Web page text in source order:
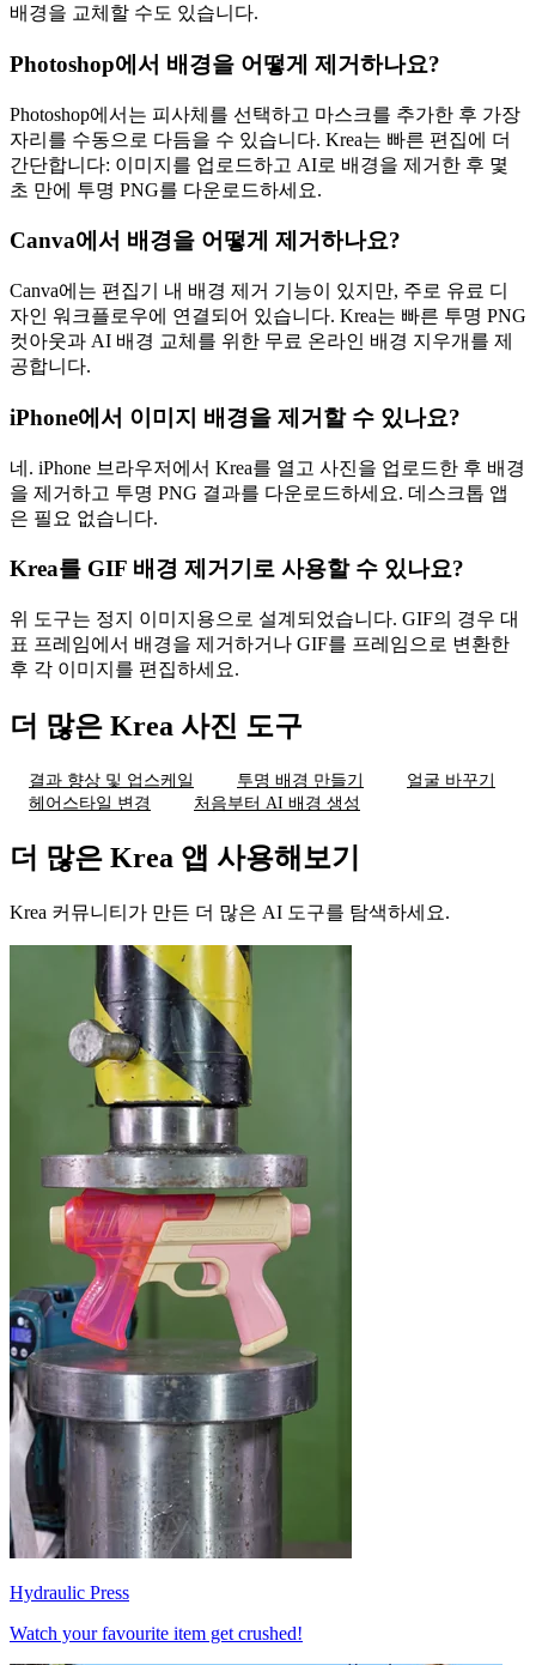
배경을 교체할 수도 있습니다.
Photoshop에서 배경을 어떻게 제거하나요?
Photoshop에서는 피사체를 선택하고 마스크를 추가한 후 가장
자리를 수동으로 다듬을 수 있습니다. Krea는 빠른 편집에 더
간단합니다: 이미지를 업로드하고 AI로 배경을 제거한 후 몇
초 만에 투명 PNG를 다운로드하세요.
Canva에서 배경을 어떻게 제거하나요?
Canva에는 편집기 내 배경 제거 기능이 있지만, 주로 유료 디
자인 워크플로우에 연결되어 있습니다. Krea는 빠른 투명 PNG
컷아웃과 AI 배경 교체를 위한 무료 온라인 배경 지우개를 제
공합니다.
iPhone에서 이미지 배경을 제거할 수 있나요?
네. iPhone 브라우저에서 Krea를 열고 사진을 업로드한 후 배경
을 제거하고 투명 PNG 결과를 다운로드하세요. 데스크톱 앱
은 필요 없습니다.
Krea를 GIF 배경 제거기로 사용할 수 있나요?
위 도구는 정지 이미지용으로 설계되었습니다. GIF의 경우 대
표 프레임에서 배경을 제거하거나 GIF를 프레임으로 변환한
후 각 이미지를 편집하세요.
더 많은 Krea 사진 도구
결과 향상 및 업스케일 투명 배경 만들기
얼굴 바꾸기
헤어스타일 변경
처음부터 AI 배경 생성
더 많은 Krea 앱 사용해보기
Krea 커뮤니티가 만든 더 많은 AI 도구를 탐색하세요.
Hydraulic Press
Watch your favourite item get crushed!